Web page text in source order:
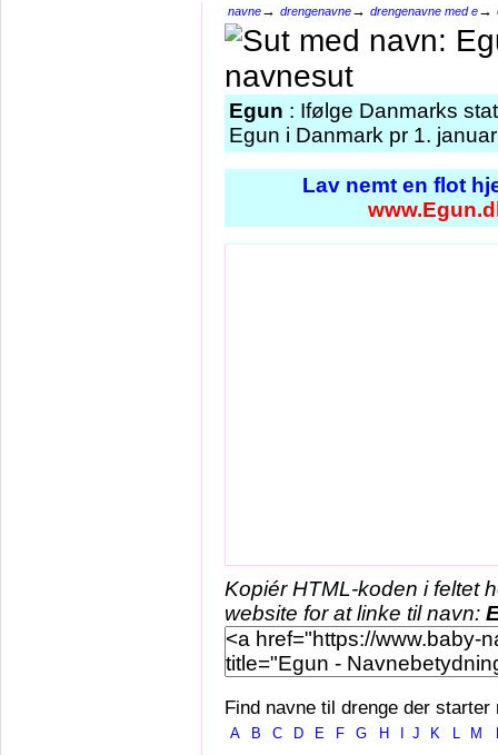
navne→ drengenavne→ drengenavne med e→
Egun : Ifølge Danmarks
Egun i Danmark pr 1.
Lav nemt en flot
Kopiér HTML-koden i feltet
website for at linke til navn:
Find navne til drenge der starter
A B C D E F G H J K L M